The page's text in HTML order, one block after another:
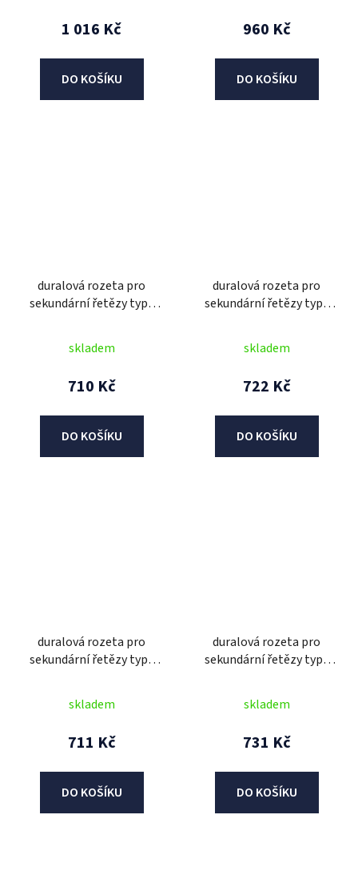
1 016 Kč
DO KOŠÍKU
960 Kč
DO KOŠÍKU
duralová rozeta pro
sekundární řetězy typu
skladem
710 Kč
DO KOŠÍKU
duralová rozeta pro
sekundární řetězy typu
skladem
722 Kč
DO KOŠÍKU
duralová rozeta pro
sekundární řetězy typu
skladem
711 Kč
DO KOŠÍKU
duralová rozeta pro
sekundární řetězy typu
skladem
731 Kč
DO KOŠÍKU